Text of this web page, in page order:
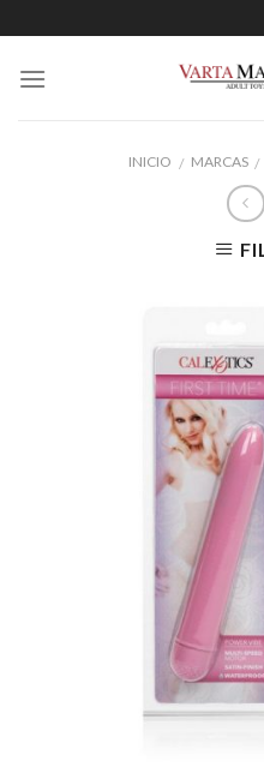
to
content
INICIO / MARCAS /